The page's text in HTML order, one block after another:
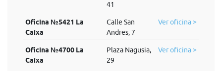
41
Oficina №5421 La
Caixa
Calle San
Andres, 7
Ver oficina >
Oficina №4700 La
Caixa
Plaza Nagusia,
29
Ver oficina >